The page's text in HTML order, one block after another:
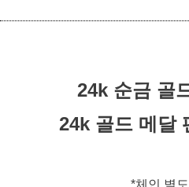
24k 순금 골
24k 골드 메달
*체인 별